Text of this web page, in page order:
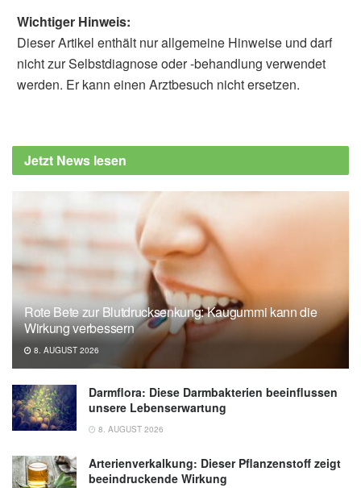
Gesundheitliche Probleme nehmen zu,
(Abruf: 26.10.2019),
Barmer: Schlafprobleme durch
Zeitumstellung: BARMER gibt Tipps für
erholsame Nächte, (Abruf: 26.10.2019),
Barmer
Wichtiger Hinweis:
Dieser Artikel enthält nur allgemeine Hinweise und darf
nicht zur Selbstdiagnose oder -behandlung verwendet
werden. Er kann einen Arztbesuch nicht ersetzen.
Jetzt News lesen
Rote Bete zur Blutdrucksenkung: Kaugummi kann die
Wirkung verbessern
8. AUGUST 2026
Darmflora: Diese Darmbakterien beeinflussen
unsere Lebenserwartung
8. AUGUST 2026
Arterienverkalkung: Dieser Pflanzenstoff zeigt
beeindruckende Wirkung